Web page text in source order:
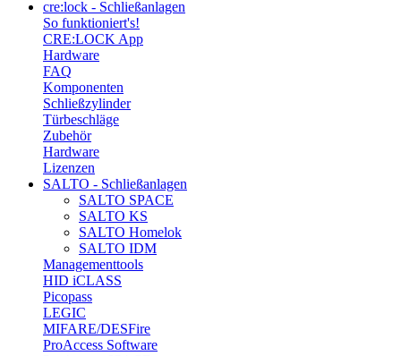
cre:lock - Schließanlagen
So funktioniert's!
CRE:LOCK App
Hardware
FAQ
Komponenten
Schließzylinder
Türbeschläge
Zubehör
Hardware
Lizenzen
SALTO - Schließanlagen
SALTO SPACE
SALTO KS
SALTO Homelok
SALTO IDM
Managementtools
HID iCLASS
Picopass
LEGIC
MIFARE/DESFire
ProAccess Software